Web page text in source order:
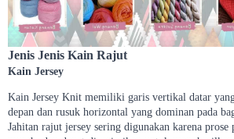
Jenis Jenis Kain Rajut
Kain Jersey
Kain Jersey Knit memiliki garis vertikal datar
depan dan rusuk horizontal yang dominan pada
Jahitan rajut jersey sering digunakan karena prose